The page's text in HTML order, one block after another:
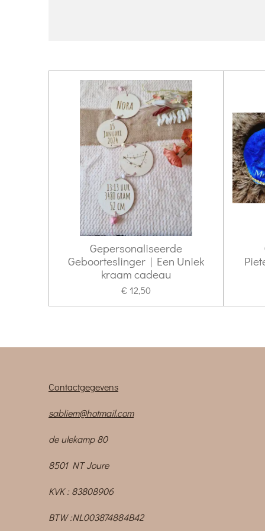
Gepersonaliseerde
Geboorteslinger | Een Uniek
kraam cadeau
€ 12,50
Contactgegevens
sabliem@hotmail.com
de ulekamp 80
8501 NT Joure
KVK : 83808906
BTW :NL003874884B42